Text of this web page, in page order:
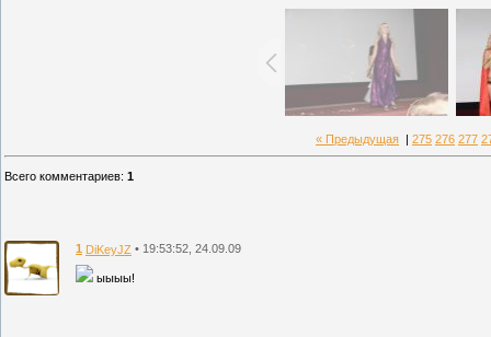
« Предыдущая 275 276 277
Всего комментариев: 1
1 DiKeyJZ • 19:53:52, 24.09.09
ыыыы!